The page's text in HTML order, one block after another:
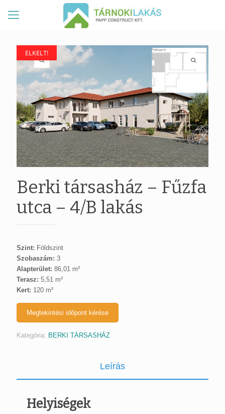
ELKELT!
ELKELT!
Berki társasház – Fűzfa
utca – 4/B lakás
Szint: Földszint
Szobaszám: 3
Alapterület: 86,01 m²
Terasz: 5,51 m²
Kert: 120 m²
Megtekintési időpont kérése
Kategória: BERKI TÁRSASHÁZ
Leírás
Helyiségek